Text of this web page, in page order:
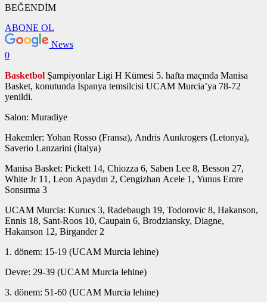
BEĞENDİM
ABONE OL
News
0
Basketbol Şampiyonlar Ligi H Kümesi 5. hafta maçında Manisa
Basket, konutunda İspanya temsilcisi UCAM Murcia’ya 78-72
yenildi.
Salon: Muradiye
Hakemler: Yohan Rosso (Fransa), Andris Aunkrogers (Letonya),
Saverio Lanzarini (İtalya)
Manisa Basket: Pickett 14, Chiozza 6, Saben Lee 8, Besson 27,
White Jr 11, Leon Apaydın 2, Cengizhan Acele 1, Yunus Emre
Sonsırma 3
UCAM Murcia: Kurucs 3, Radebaugh 19, Todorovic 8, Hakanson,
Ennis 18, Sant-Roos 10, Caupain 6, Brodziansky, Diagne,
Hakanson 12, Birgander 2
1. dönem: 15-19 (UCAM Murcia lehine)
Devre: 29-39 (UCAM Murcia lehine)
3. dönem: 51-60 (UCAM Murcia lehine)